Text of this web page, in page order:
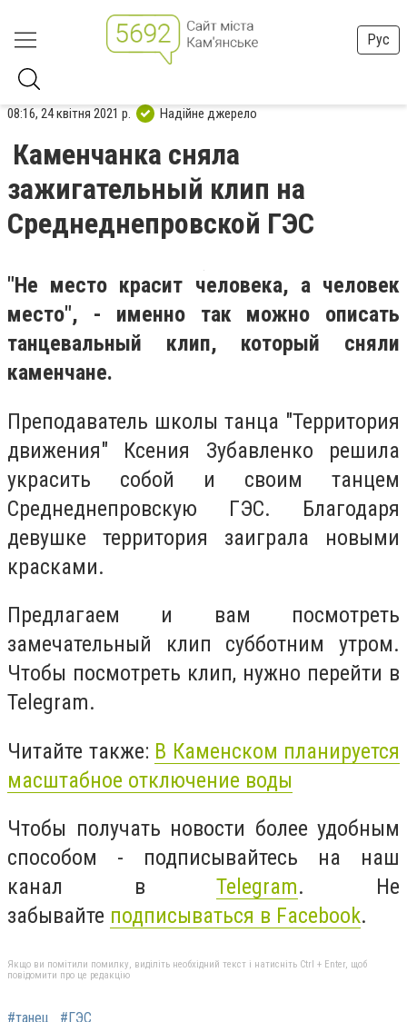
Рус
08:16, 24 квітня 2021 р. Надійне джерело
Каменчанка сняла
зажигательный клип на
Среднеднепровской ГЭС
"Не место красит человека, а человек
место", - именно так можно описать
танцевальный клип, который сняли
каменчане.
Преподаватель школы танца "Территория
движения" Ксения Зубавленко решила
украсить собой и своим танцем
Среднеднепровскую ГЭС. Благодаря
девушке территория заиграла новыми
красками.
Предлагаем и вам посмотреть
замечательный клип субботним утром.
Чтобы посмотреть клип, нужно перейти в
Telegram.
Читайте также: В Каменском планируется
масштабное отключение воды
Чтобы получать новости более удобным
способом - подписывайтесь на наш
канал вTelegram. Не
забывайте подписываться в Facebook.
Якщо ви помітили помилку, виділіть необхідний текст і натисніть Ctrl + Enter, щоб
повідомити про це редакцію
#танец #ГЭС